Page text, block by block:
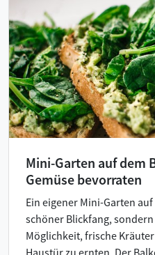
Mini-Garten auf dem
Gemüse bevorraten
Ein eigener Mini-Garten
schöner Blickfang,
Möglichkeit, frische
Haustür zu ernten. Der